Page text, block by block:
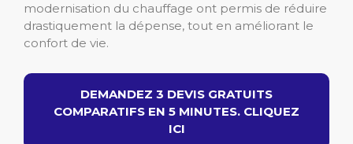
modernisation du chauffage ont permis de réduire
drastiquement la dépense, tout en améliorant le
confort de vie.
DEMANDEZ 3 DEVIS GRATUITS
COMPARATIFS EN 5 MINUTES. CLIQUEZ
ICI